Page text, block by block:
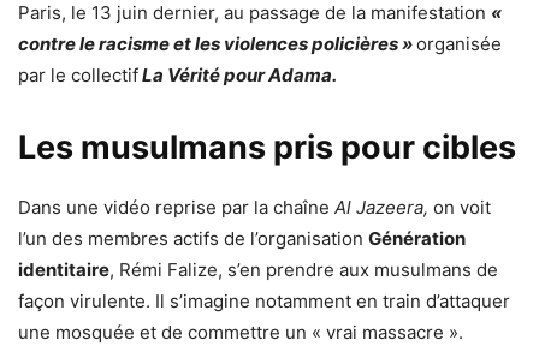
Paris, le 13 juin dernier, au passage de la manifestation «
contre le racisme et les violences policières »organisée
par le collectifLa Vérité pour Adama.
Les musulmans pris pour cibles
Dans une vidéo reprise par la chaîne Al Jazeera, on voit
l’un des membres actifs de l’organisation Génération
identitaire, Rémi Falize, s’en prendre aux musulmans de
façon virulente. Il s’imagine notamment en train d’attaquer
une mosquée et de commettre un « vrai massacre ».